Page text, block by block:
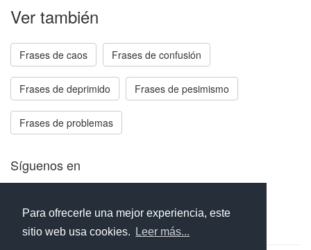
Para ofrecerle una mejor experiencia, este
sitio web usa cookies.
Leer más...
Ver también
Frases de caos Frases de confusión
Frases de deprimido Frases de pesimismo
Frases de problemas
Síguenos en